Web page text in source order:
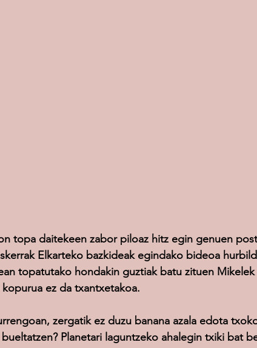
topa daitekeen zabor piloaz hitz egin genuen
Elkarteko bazkideak egindako bideoa
topatutako hondakin guztiak batu zituen
ez da txantxetakoa.
zergatik ez duzu banana azala edota
Planetari laguntzeko ahalegin txiki bat